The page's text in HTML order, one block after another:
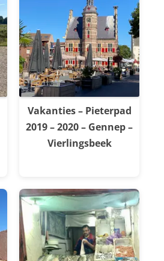
Vakanties – Pieterpad
2019 – 2020 – Gennep –
Vierlingsbeek